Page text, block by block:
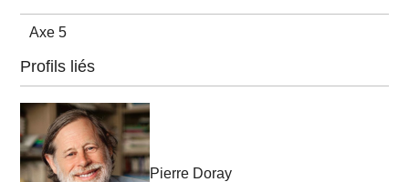
Axe 5
Profils liés
Pierre Doray